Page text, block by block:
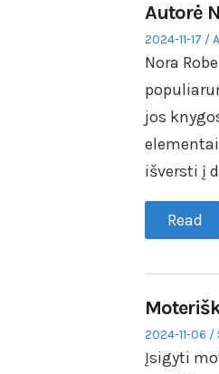
Autorė
Posted
on
2024-11-17
Nora
jos
išversti į
Read
Posted
on
2024-11-06
Įsigyti